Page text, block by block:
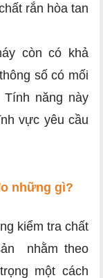
rắn hòa tan
còn có khả
số có mối
năng này
vực yêu cầu
những gì?
kiểm tra chất
nhằm theo
một cách